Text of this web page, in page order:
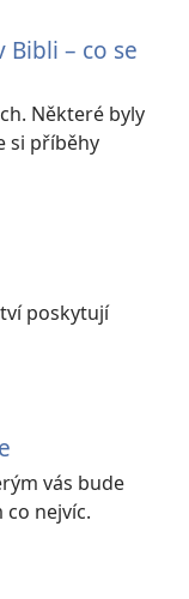
Bibli – co se
Některé byly
si příběhy
poskytují
vás bude
nejvíc.